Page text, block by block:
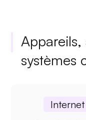
systèmes
Internet